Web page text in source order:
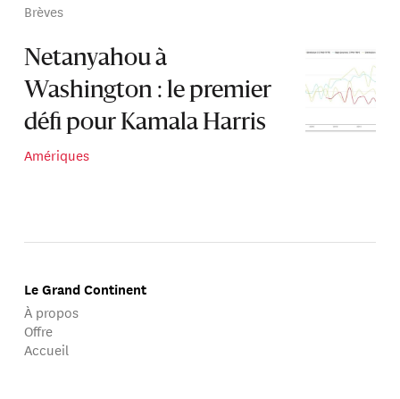
Brèves
Netanyahou à
Washington : le premier
défi pour Kamala Harris
Amériques
Le Grand Continent
À propos
Offre
Accueil